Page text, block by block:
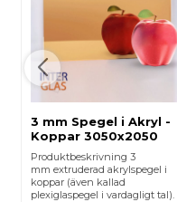
3 mm Spegel i Akryl -
Koppar 3050x2050
mm
Produktbeskrivning 3
mm extruderad akrylspegel i
koppar (även kallad
plexiglaspegel i vardagligt tal).